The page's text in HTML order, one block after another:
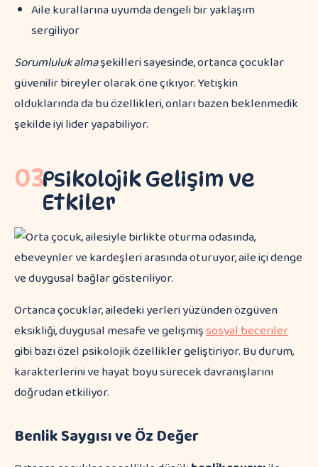
Aile kurallarına uyumda dengeli bir yaklaşım
sergiliyor
Sorumluluk almaşekilleri sayesinde, ortanca çocuklar
güvenilir bireyler olarak öne çıkıyor. Yetişkin
olduklarında da bu özellikleri, onları bazen beklenmedik
şekilde iyi lider yapabiliyor.
03Psikolojik Gelişim ve
Etkiler
Ortanca çocuklar, ailedeki yerleri yüzünden özgüven
eksikliği, duygusal mesafe ve gelişmişsosyal beceriler
gibi bazı özel psikolojik özellikler geliştiriyor. Bu durum,
karakterlerini ve hayat boyu sürecek davranışlarını
doğrudan etkiliyor.
Benlik Saygısı ve Öz Değer